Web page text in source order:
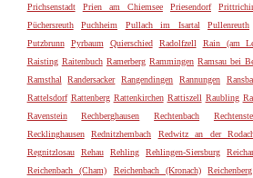
Prichsenstadt
Prien am Chiemsee Priesendorf
Püchersreuth
Puchheim Pullach im Isartal Pullenreuth
Putzbrunn
Pyrbaum Quierschied Radolfzell Rain (am
Raisting Raitenbuch Ramerberg Rammingen Ramsau bei
Ramsthal
Randersacker Rangendingen Rannungen
Rattelsdorf Rattenberg Rattenkirchen Rattiszell Raubling
Ravenstein
Rechberghausen Rechtenbach
Recklinghausen
Rednitzhembach Redwitz an der
Regnitzlosau
Rehau Rehling Rehlingen-Siersburg
Reichenbach (Cham)
Reichenbach (Kronach) Reichenberg